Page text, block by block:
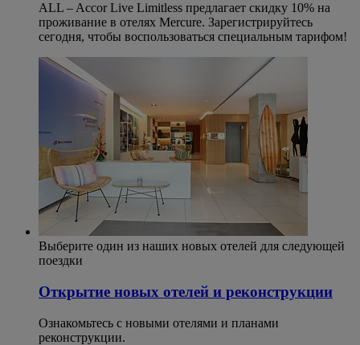
ALL – Accor Live Limitless предлагает скидку 10% на
проживание в отелях Mercure. Зарегистрируйтесь
сегодня, чтобы воспользоваться специальным тарифом!
Выберите один из наших новых отелей для следующей
поездки
Открытие новых отелей и реконструкции
Ознакомьтесь с новыми отелями и планами
реконструкции.